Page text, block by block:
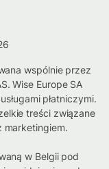
wspólnie przez
Wise Europe SA
płatniczymi.
treści związane
marketingiem.
w Belgii pod